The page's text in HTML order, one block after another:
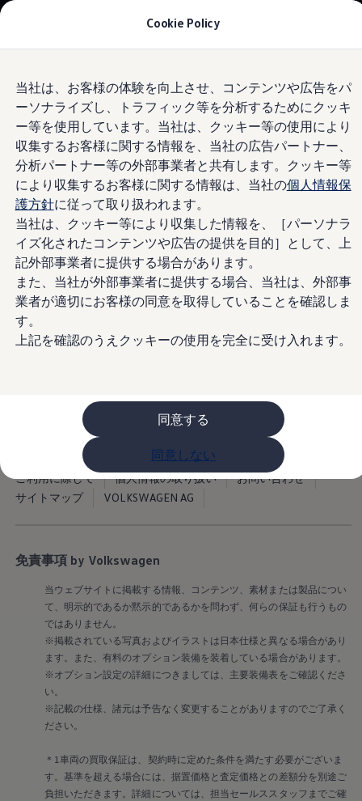
Cookie Policy
当社は、お客様の体験を向上させ、コンテンツや広告をパ
ーソナライズし、トラフィック等を分析するためにクッキ
ー等を使用しています。当社は、クッキー等の使用により
収集するお客様に関する情報を、当社の広告パートナー、
分析パートナー等の外部事業者と共有します。クッキー等
により収集するお客様に関する情報は、当社の個人情報保
護方針に従って取り扱われます。
当社は、クッキー等により収集した情報を、［パーソナラ
イズ化されたコンテンツや広告の提供を目的］として、上
記外部事業者に提供する場合があります。
また、当社が外部事業者に提供する場合、当社は、外部事
業者が適切にお客様の同意を取得していることを確認しま
す。
上記を確認のうえクッキーの使用を完全に受け入れます。
同意する
同意しない
main
content
to
footer
モデル＆見積りシミュレーション
セーフティ マイスター
ID. Buzz
T-Cross
Tiguan
Golf
Golf GTI
Golf R
Golf Variant
Golf R Variant
Passat
ID.4
Polo
Polo GTI
Golf Touran
T-Roc
T-Roc R
フォルクスワーゲンマガジン
キャンペーン/イベント
レビュー動画
オファー
Golf お乗り換えを10万円補助
Tiguan 購入後、5年間の安心サポートが無償
Golf Variant お乗り換えを10万円補助
Volkswagenアンバサダープログラム
ファイナンシャルサービス
ファイナンシャルサービス
モデル別月々のお支払い例
カスタマーポータル 登録・ログイン
Match Maker 登録・ログイン
補助金・エコカー優遇制度
補助金・エコカー優遇制度
ID.4
Golf
Golf Variant
ID. Buzz
アフターサービス
サービスと純正部品
点検と車検
修理と点検
エンジンオイルおよびフルード類
# Photo 9
ご利用に際して 個人情報の取り扱い
お問い合わせ
サイトマップ
VOLKSWAGEN AG
免責事項 by Volkswagen
当ウェブサイトに掲載する情報、コンテンツ、素材または製品につい
て、明示的であるか黙示的であるかを問わず、何らの保証も行うもの
ではありません。
※掲載されている写真およびイラストは日本仕様と異なる場合があり
ます。また、有料のオプション装備を装着している場合があります。
※オプション設定の詳細につきましては、主要装備表をご確認くださ
い。
※記載の仕様、諸元は予告なく変更することがありますのでご了承く
ださい。
＊1車両の買取保証は、契約時に定めた条件を満たす必要がございま
す。基準を超える場合には、据置価格と査定価格との差額分を別途ご
負担いただきます。詳細については、担当セールススタッフまでご確